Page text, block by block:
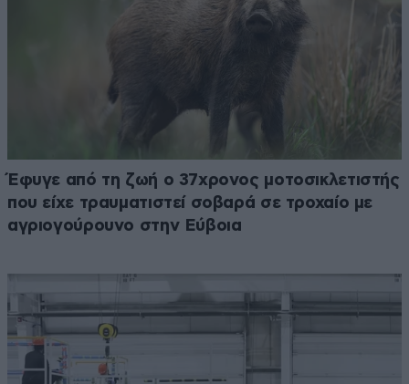
Έφυγε από τη ζωή ο 37χρονος μοτοσικλετιστής
που είχε τραυματιστεί σοβαρά σε τροχαίο με
αγριογούρουνο στην Εύβοια